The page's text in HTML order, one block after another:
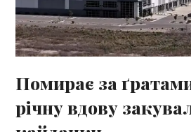
Помирає за
річну вдову